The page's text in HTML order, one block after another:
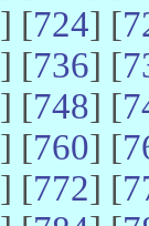
] [724] [
] [736] [
] [748] [
] [760] [
] [772] [